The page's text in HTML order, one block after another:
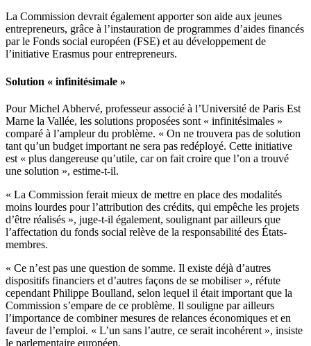
La Commission devrait également apporter son aide aux jeunes
entrepreneurs, grâce à l’instauration de programmes d’aides financés
par le Fonds social européen (FSE) et au développement de
l’initiative Erasmus pour entrepreneurs.
Solution « infinitésimale »
Pour Michel Abhervé, professeur associé à l’Université de Paris Est
Marne la Vallée, les solutions proposées sont « infinitésimales »
comparé à l’ampleur du problème. « On ne trouvera pas de solution
tant qu’un budget important ne sera pas redéployé. Cette initiative
est « plus dangereuse qu’utile, car on fait croire que l’on a trouvé
une solution », estime-t-il.
« La Commission ferait mieux de mettre en place des modalités
moins lourdes pour l’attribution des crédits, qui empêche les projets
d’être réalisés », juge-t-il également, soulignant par ailleurs que
l’affectation du fonds social relève de la responsabilité des États-
membres.
« Ce n’est pas une question de somme. Il existe déjà d’autres
dispositifs financiers et d’autres façons de se mobiliser », réfute
cependant Philippe Boulland, selon lequel il était important que la
Commission s’empare de ce problème. Il souligne par ailleurs
l’importance de combiner mesures de relances économiques et en
faveur de l’emploi. « L’un sans l’autre, ce serait incohérent », insiste
le parlementaire européen.